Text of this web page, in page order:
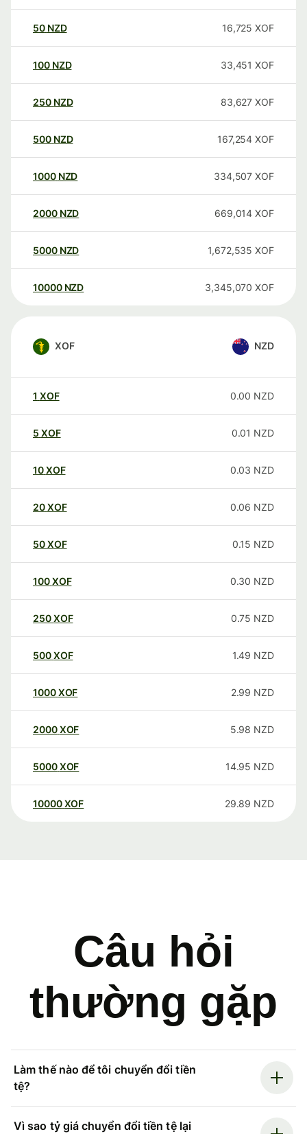
50 NZD 16,725 XOF
100 NZD 33,451 XOF
250 NZD 83,627 XOF
500 NZD 167,254 XOF
1000 NZD 334,507 XOF
2000 NZD 669,014 XOF
5000 NZD 1,672,535 XOF
10000 NZD 3,345,070 XOF
XOF NZD
1 XOF 0.00 NZD
5 XOF 0.01 NZD
10XOF 0.03 NZD
20XOF 0.06 NZD
50XOF 0.15 NZD
100XOF 0.30 NZD
250XOF 0.75 NZD
500XOF 1.49 NZD
1000XOF 2.99 NZD
2000XOF 5.98 NZD
5000XOF 14.95 NZD
10000 XOF 29.89 NZD
Câu hỏi
thường gặp
Làm thế nào để tôi chuyển đổi tiền
tệ?
Vì sao tỷ giá chuyển đổi tiền tệ lại